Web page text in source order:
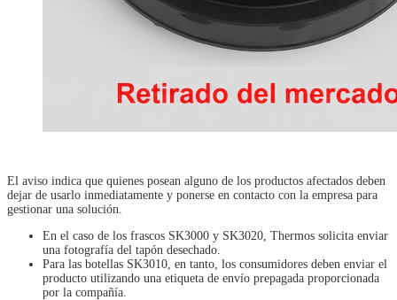
El aviso indica que quienes posean alguno de los productos afectados deben
dejar de usarlo inmediatamente y ponerse en contacto con la empresa para
gestionar una solución.
En el caso de los frascos SK3000 y SK3020, Thermos solicita enviar
una fotografía del tapón desechado.
Para las botellas SK3010, en tanto, los consumidores deben enviar el
producto utilizando una etiqueta de envío prepagada proporcionada
por la compañía.